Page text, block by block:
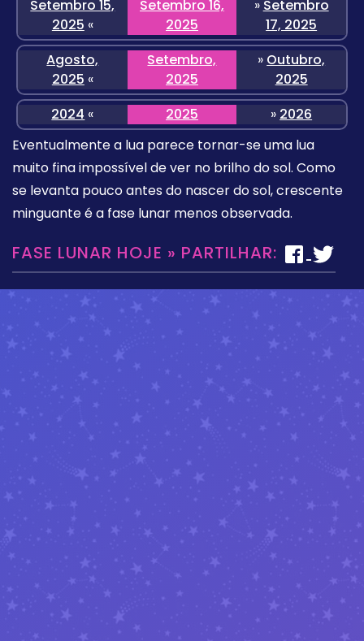
Setembro 15,
2025 «
Setembro 16,
2025
» Setembro
17, 2025
Agosto,
2025 «
Setembro,
2025
» Outubro,
2025
2024 « 2025 » 2026
Eventualmente a lua parece tornar-se uma lua
muito fina impossível de ver no brilho do sol. Como
se levanta pouco antes do nascer do sol, crescente
minguante é a fase lunar menos observada.
FASE LUNAR HOJE » PARTILHAR: